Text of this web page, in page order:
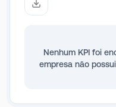
Nenhum KPI foi
empresa não